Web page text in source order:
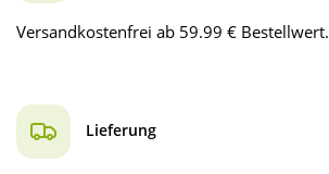
Versandkostenfrei ab 59.99 € Bestellwert.
Lieferung